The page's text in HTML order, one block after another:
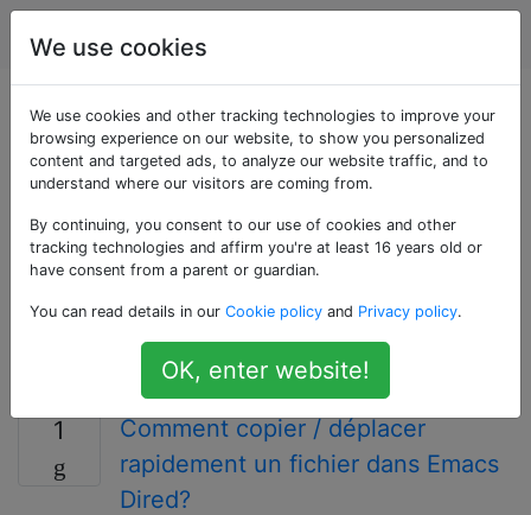
Emacs
Questions marquées
«dired»
Dired est un mode majeur qui permet aux utilisateurs
de modifier des fichiers et des répertoires sur un
navigateur de fichiers, avec un large éventail de
fonctionnalités et une apparence similaire à la
1
Comment copier / déplacer
rapidement un fichier dans Emacs
Dired?
We use cookies
We use cookies and other tracking technologies to improve your
browsing experience on our website, to show you personalized
content and targeted ads, to analyze our website traffic, and to
understand where our visitors are coming from.
By continuing, you consent to our use of cookies and other
tracking technologies and affirm you're at least 16 years old or
have consent from a parent or guardian.
You can read details in our Cookie policy and Privacy policy.
OK, enter website!